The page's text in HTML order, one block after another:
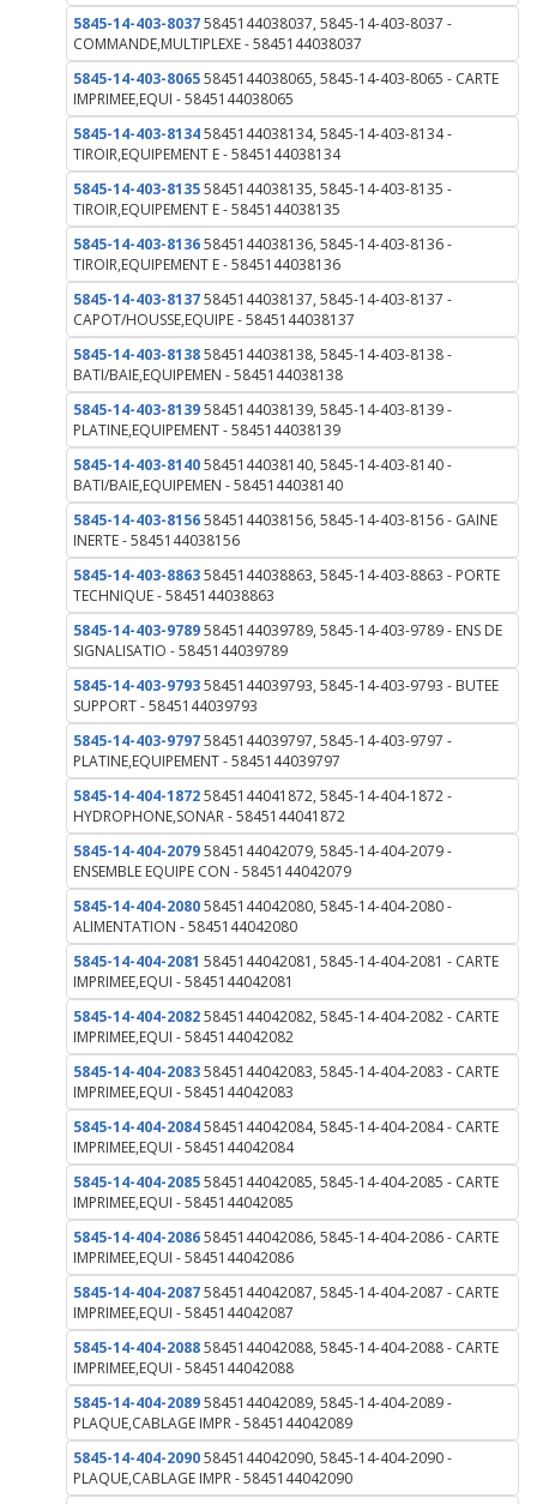
5845-14-403-80375845144038037, 5845-14-403-8037 -
COMMANDE,MULTIPLEXE - 5845144038037
5845-14-403-80655845144038065, 5845-14-403-8065 - CARTE
IMPRIMEE,EQUI - 5845144038065
5845-14-403-81345845144038134, 5845-14-403-8134 -
TIROIR,EQUIPEMENT E - 5845144038134
5845-14-403-81355845144038135, 5845-14-403-8135 -
TIROIR,EQUIPEMENT E - 5845144038135
5845-14-403-81365845144038136, 5845-14-403-8136 -
TIROIR,EQUIPEMENT E - 5845144038136
5845-14-403-81375845144038137, 5845-14-403-8137 -
CAPOT/HOUSSE,EQUIPE - 5845144038137
5845-14-403-81385845144038138, 5845-14-403-8138 -
BATI/BAIE,EQUIPEMEN - 5845144038138
5845-14-403-81395845144038139, 5845-14-403-8139 -
PLATINE,EQUIPEMENT - 5845144038139
5845-14-403-81405845144038140, 5845-14-403-8140 -
BATI/BAIE,EQUIPEMEN - 5845144038140
5845-14-403-81565845144038156, 5845-14-403-8156 - GAINE
INERTE - 5845144038156
5845-14-403-88635845144038863, 5845-14-403-8863 - PORTE
TECHNIQUE - 5845144038863
5845-14-403-97895845144039789, 5845-14-403-9789 - ENS DE
SIGNALISATIO - 5845144039789
5845-14-403-97935845144039793, 5845-14-403-9793 - BUTEE
SUPPORT - 5845144039793
5845-14-403-97975845144039797, 5845-14-403-9797 -
PLATINE,EQUIPEMENT - 5845144039797
5845-14-404-18725845144041872, 5845-14-404-1872 -
HYDROPHONE,SONAR - 5845144041872
5845-14-404-20795845144042079, 5845-14-404-2079 -
ENSEMBLE EQUIPE CON - 5845144042079
5845-14-404-20805845144042080, 5845-14-404-2080 -
ALIMENTATION - 5845144042080
5845-14-404-2081 5845144042081, 5845-14-404-2081 - CARTE
IMPRIMEE,EQUI - 5845144042081
5845-14-404-20825845144042082, 5845-14-404-2082 - CARTE
IMPRIMEE,EQUI - 5845144042082
5845-14-404-20835845144042083, 5845-14-404-2083 - CARTE
IMPRIMEE,EQUI - 5845144042083
5845-14-404-20845845144042084, 5845-14-404-2084 - CARTE
IMPRIMEE,EQUI - 5845144042084
5845-14-404-20855845144042085, 5845-14-404-2085 - CARTE
IMPRIMEE,EQUI - 5845144042085
5845-14-404-20865845144042086, 5845-14-404-2086 - CARTE
IMPRIMEE,EQUI - 5845144042086
5845-14-404-20875845144042087, 5845-14-404-2087 - CARTE
IMPRIMEE,EQUI - 5845144042087
5845-14-404-20885845144042088, 5845-14-404-2088 - CARTE
IMPRIMEE,EQUI - 5845144042088
5845-14-404-20895845144042089, 5845-14-404-2089 -
PLAQUE,CABLAGE IMPR - 5845144042089
5845-14-404-20905845144042090, 5845-14-404-2090 -
PLAQUE,CABLAGE IMPR - 5845144042090